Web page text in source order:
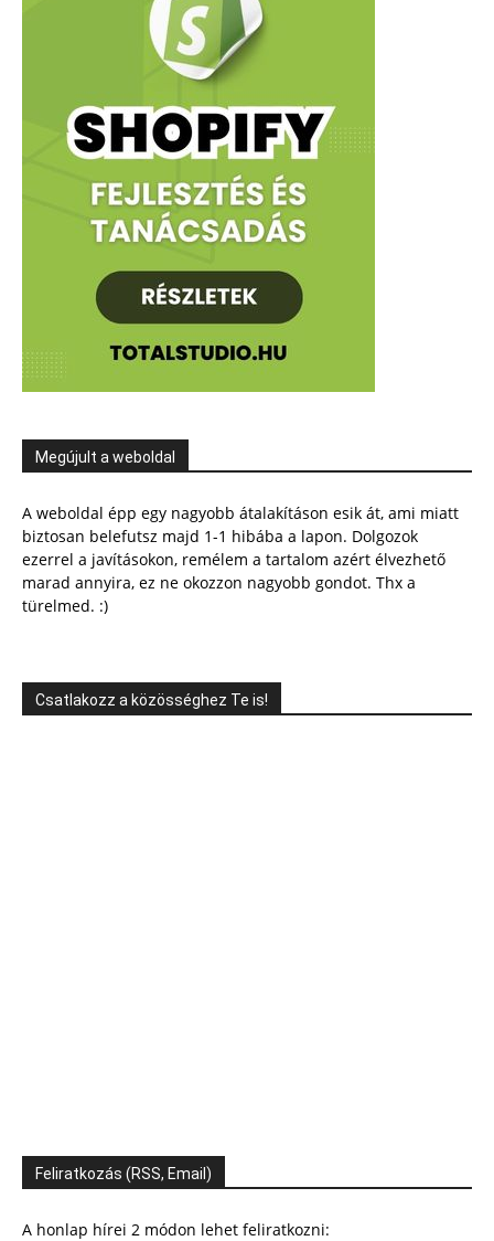
Megújult a weboldal
A weboldal épp egy nagyobb átalakításon esik át, ami miatt
biztosan belefutsz majd 1-1 hibába a lapon. Dolgozok
ezerrel a javításokon, remélem a tartalom azért élvezhető
marad annyira, ez ne okozzon nagyobb gondot. Thx a
türelmed. :)
Csatlakozz a közösséghez Te is!
Feliratkozás (RSS, Email)
A honlap hírei 2 módon lehet feliratkozni: